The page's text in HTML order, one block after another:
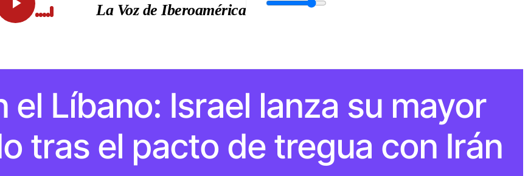
La Voz de Iberoamérica
el Líbano: Israel lanza su mayor
tras el pacto de tregua con Irán